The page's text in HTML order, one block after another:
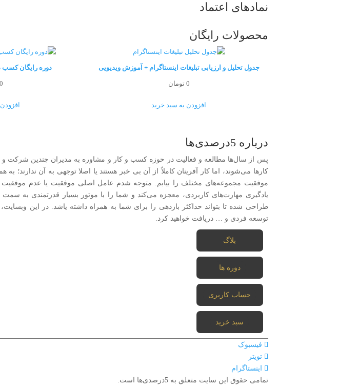
نمادهای اعتماد
محصولات رایگان
جدول تحلیل و ارزیابی تبلیغات اینستاگرام + آموزش ویدیویی
0 تومان
افزودن به سبد خرید
دوره رایگان کسب
0
درباره 5درصدی‌ها
پس از سال‌ها مطالعه و فعالیت در حوزه کسب و کار و مشاوره به مدیران چندین شرکت
کارها می‌شوند، اما کار آفرینان کاملاً از آن بی خبر هستند یا اصلا توجهی به آن
موفقیت مجموعه‌های مختلف را بیابم. متوجه شدم عامل اصلی موفقیت یا عدم
طراحی شده تا بتواند حداکثر بازدهی را برای شما به همراه داشته یاشد. در این
توسعه فردی و … دریافت خواهید کرد.
بلاگ
دوره ها
حساب کاربری
سبد خرید
فیسبوک
تویتر
اینستاگرام
تمامی حقوق این سایت متعلق به 5درصدی‌ها است.